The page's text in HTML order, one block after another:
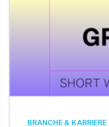
BRANCHE & KARRIERE